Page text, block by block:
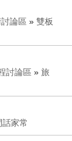
論區 » 雙板
討論區 » 旅
話家常